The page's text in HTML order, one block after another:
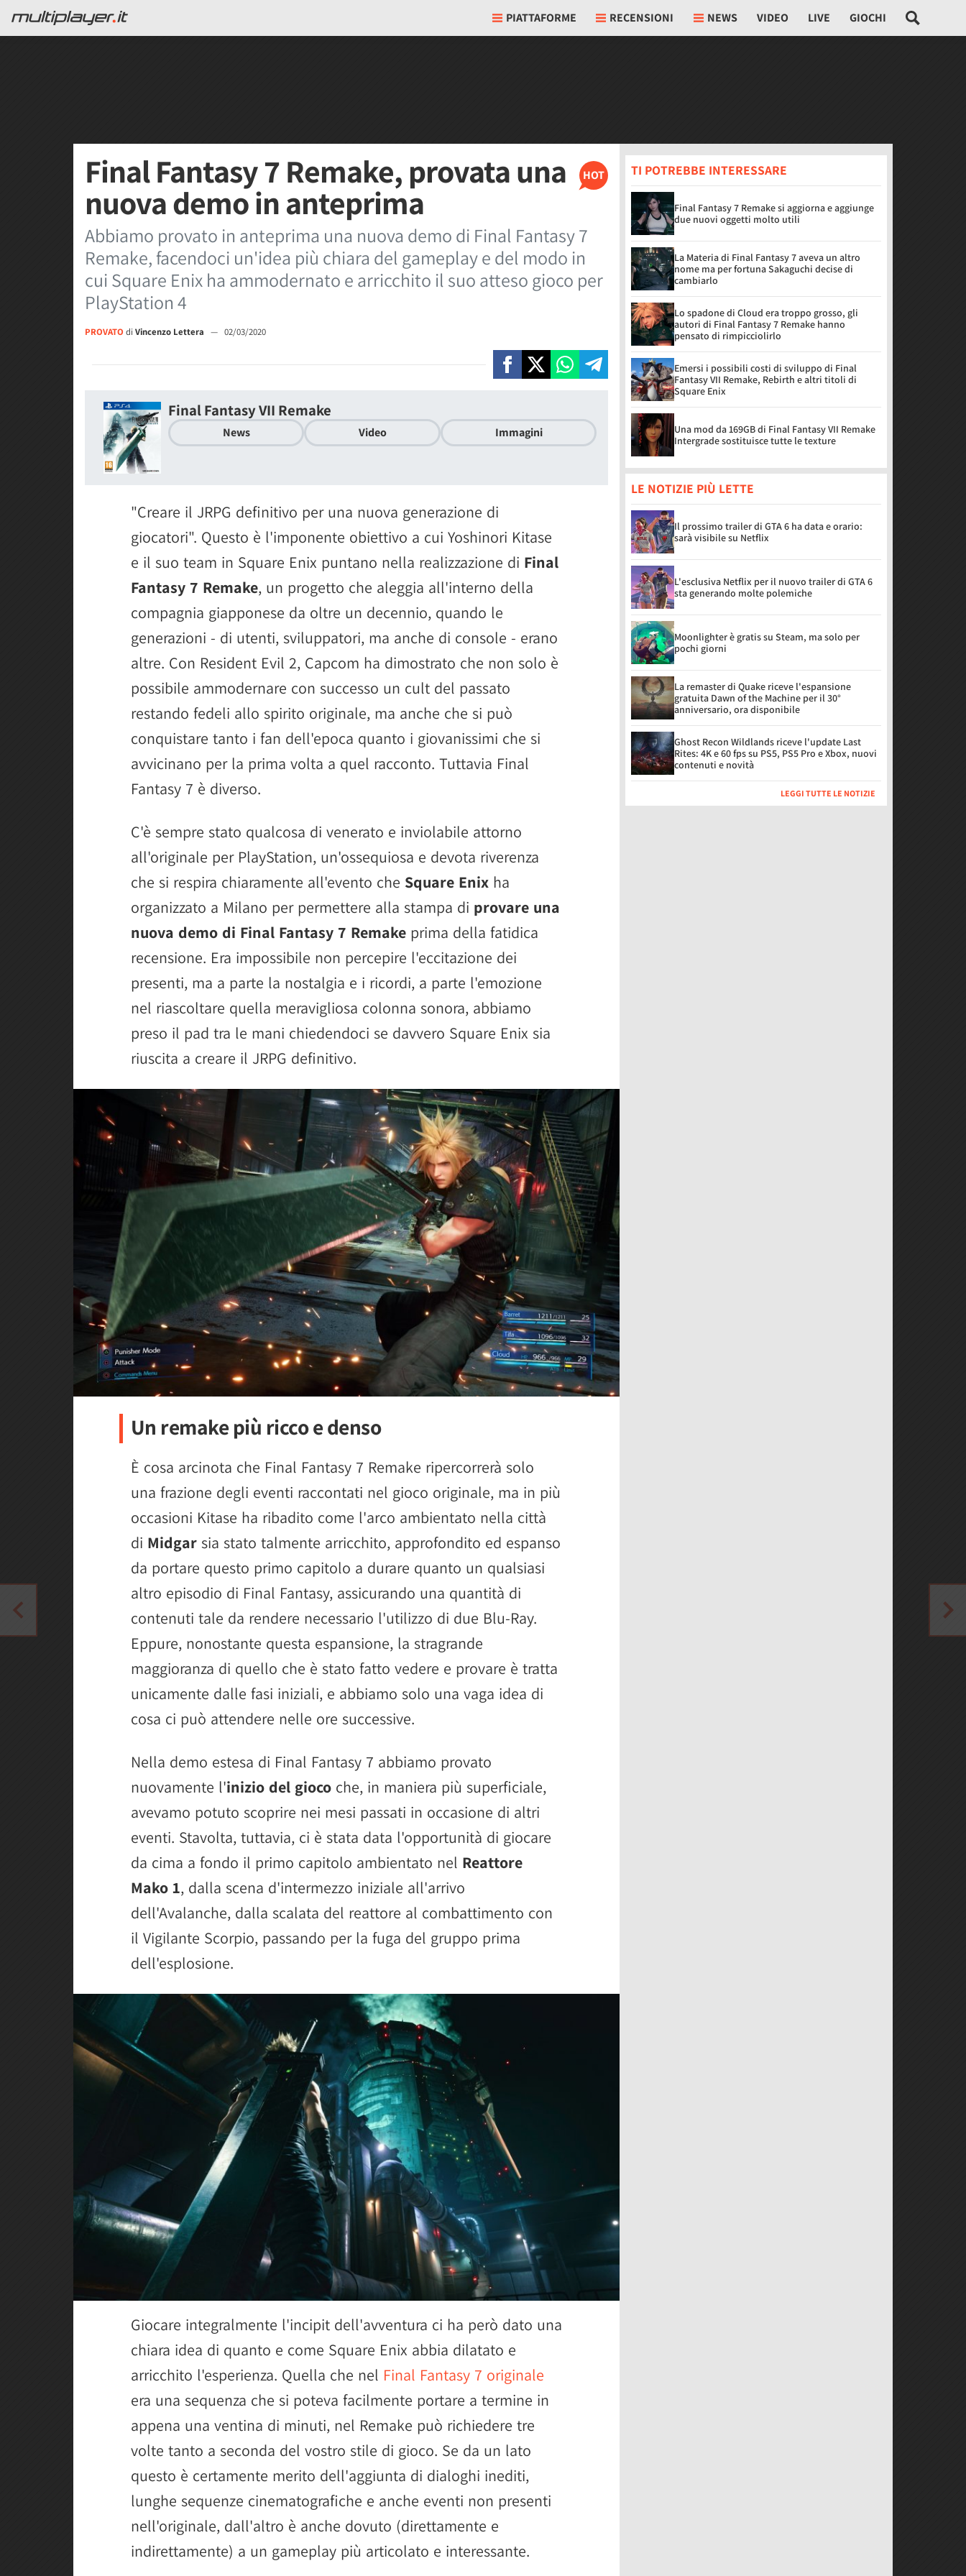
PIATTAFORME RECENSIONI NEWS VIDEO LIVE GIOCHI
HOT
Final Fantasy 7 Remake, provata una
nuova demo in anteprima
Abbiamo provato in anteprima una nuova demo di Final Fantasy 7
Remake, facendoci un'idea più chiara del gameplay e del modo in
cui Square Enix ha ammodernato e arricchito il suo atteso gioco per
PlayStation 4
PROVATO di Vincenzo Lettera — 02/03/2020
Final Fantasy VII Remake
News Video Immagini
"Creare il JRPG definitivo per una nuova generazione di
giocatori". Questo è l'imponente obiettivo a cui Yoshinori Kitase
e il suo team in Square Enix puntano nella realizzazione di Final
Fantasy 7 Remake, un progetto che aleggia all'interno della
compagnia giapponese da oltre un decennio, quando le
generazioni - di utenti, sviluppatori, ma anche di console - erano
altre. Con Resident Evil 2, Capcom ha dimostrato che non solo è
possibile ammodernare con successo un cult del passato
restando fedeli allo spirito originale, ma anche che si può
conquistare tanto i fan dell'epoca quanto i giovanissimi che si
avvicinano per la prima volta a quel racconto. Tuttavia Final
Fantasy 7 è diverso.
C'è sempre stato qualcosa di venerato e inviolabile attorno
all'originale per PlayStation, un'ossequiosa e devota riverenza
che si respira chiaramente all'evento che Square Enix ha
organizzato a Milano per permettere alla stampa di provare una
nuova demo di Final Fantasy 7 Remake prima della fatidica
recensione. Era impossibile non percepire l'eccitazione dei
presenti, ma a parte la nostalgia e i ricordi, a parte l'emozione
nel riascoltare quella meravigliosa colonna sonora, abbiamo
preso il pad tra le mani chiedendoci se davvero Square Enix sia
riuscita a creare il JRPG definitivo.
Un remake più ricco e denso
È cosa arcinota che Final Fantasy 7 Remake ripercorrerà solo
una frazione degli eventi raccontati nel gioco originale, ma in più
occasioni Kitase ha ribadito come l'arco ambientato nella città
di Midgar sia stato talmente arricchito, approfondito ed espanso
da portare questo primo capitolo a durare quanto un qualsiasi
altro episodio di Final Fantasy, assicurando una quantità di
contenuti tale da rendere necessario l'utilizzo di due Blu-Ray.
Eppure, nonostante questa espansione, la stragrande
maggioranza di quello che è stato fatto vedere e provare è tratta
unicamente dalle fasi iniziali, e abbiamo solo una vaga idea di
cosa ci può attendere nelle ore successive.
Nella demo estesa di Final Fantasy 7 abbiamo provato
nuovamente l'inizio del gioco che, in maniera più superficiale,
avevamo potuto scoprire nei mesi passati in occasione di altri
eventi. Stavolta, tuttavia, ci è stata data l'opportunità di giocare
da cima a fondo il primo capitolo ambientato nel Reattore
Mako 1, dalla scena d'intermezzo iniziale all'arrivo
dell'Avalanche, dalla scalata del reattore al combattimento con
il Vigilante Scorpio, passando per la fuga del gruppo prima
dell'esplosione.
Giocare integralmente l'incipit dell'avventura ci ha però dato una
chiara idea di quanto e come Square Enix abbia dilatato e
arricchito l'esperienza. Quella che nel Final Fantasy 7 originale
era una sequenza che si poteva facilmente portare a termine in
appena una ventina di minuti, nel Remake può richiedere tre
volte tanto a seconda del vostro stile di gioco. Se da un lato
questo è certamente merito dell'aggiunta di dialoghi inediti,
lunghe sequenze cinematografiche e anche eventi non presenti
nell'originale, dall'altro è anche dovuto (direttamente e
indirettamente) a un gameplay più articolato e interessante.
TI POTREBBE INTERESSARE
Final Fantasy 7 Remake si aggiorna e aggiunge
due nuovi oggetti molto utili
La Materia di Final Fantasy 7 aveva un altro
nome ma per fortuna Sakaguchi decise di
cambiarlo
Lo spadone di Cloud era troppo grosso, gli
autori di Final Fantasy 7 Remake hanno
pensato di rimpicciolirlo
Emersi i possibili costi di sviluppo di Final
Fantasy VII Remake, Rebirth e altri titoli di
Square Enix
Una mod da 169GB di Final Fantasy VII Remake
Intergrade sostituisce tutte le texture
LE NOTIZIE PIÙ LETTE
Il prossimo trailer di GTA 6 ha data e orario:
sarà visibile su Netflix
L'esclusiva Netflix per il nuovo trailer di GTA 6
sta generando molte polemiche
Moonlighter è gratis su Steam, ma solo per
pochi giorni
La remaster di Quake riceve l'espansione
gratuita Dawn of the Machine per il 30°
anniversario, ora disponibile
Ghost Recon Wildlands riceve l'update Last
Rites: 4K e 60 fps su PS5, PS5 Pro e Xbox, nuovi
contenuti e novità
LEGGI TUTTE LE NOTIZIE